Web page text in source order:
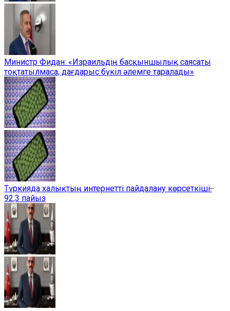
Министр Фидан: «Израильдің басқыншылық саясаты
тоқтатылмаса, дағдарыс бүкіл әлемге таралады»
Түркияда халықтың интернетті пайдалану көрсеткіші ̶
92,3 пайыз